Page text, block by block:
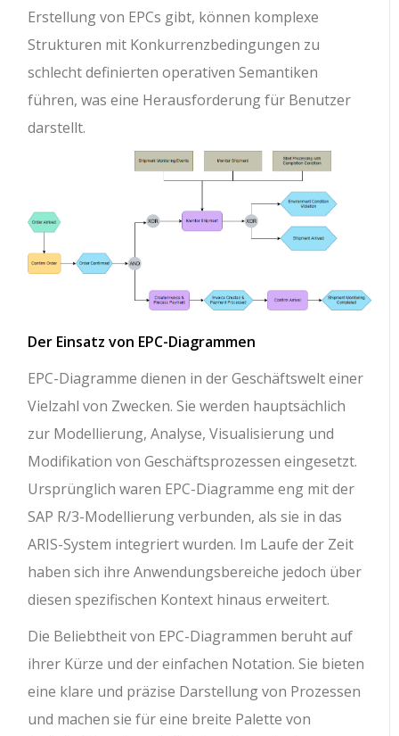
Erstellung von EPCs gibt, können komplexe
Strukturen mit Konkurrenzbedingungen zu
schlecht definierten operativen Semantiken
führen, was eine Herausforderung für Benutzer
darstellt.
Der Einsatz von EPC-Diagrammen
EPC-Diagramme dienen in der Geschäftswelt einer
Vielzahl von Zwecken. Sie werden hauptsächlich
zur Modellierung, Analyse, Visualisierung und
Modifikation von Geschäftsprozessen eingesetzt.
Ursprünglich waren EPC-Diagramme eng mit der
SAP R/3-Modellierung verbunden, als sie in das
ARIS-System integriert wurden. Im Laufe der Zeit
haben sich ihre Anwendungsbereiche jedoch über
diesen spezifischen Kontext hinaus erweitert.
Die Beliebtheit von EPC-Diagrammen beruht auf
ihrer Kürze und der einfachen Notation. Sie bieten
eine klare und präzise Darstellung von Prozessen
und machen sie für eine breite Palette von